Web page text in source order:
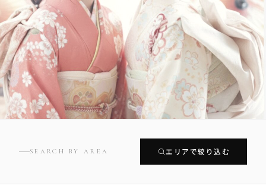
SEARCH BY AREA エリアで絞り込む